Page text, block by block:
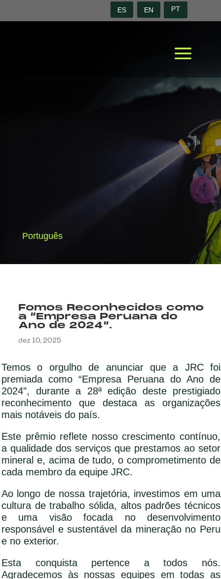
ES EN PT
a
Português
Fomos Reconhecidos como
a “Empresa Peruana do
Ano de 2024“.
dez 10, 2025
Temos o orgulho de anunciar que a JRC foi
premiada como “Empresa Peruana do Ano de
2024”, durante a 28ª edição deste prestigiado
reconhecimento que destaca as organizações
mais notáveis ​​do país.
Este prêmio reflete nosso crescimento contínuo,
a qualidade dos serviços que prestamos ao setor
mineral e, acima de tudo, o comprometimento de
cada membro da equipe JRC.
Ao longo de nossa trajetória, investimos em uma
cultura de trabalho sólida, altos padrões técnicos
e uma visão focada no desenvolvimento
responsável e sustentável da mineração no Peru
e no exterior.
Esta conquista pertence a todos nós.
Agradecemos às nossas equipes em todas as